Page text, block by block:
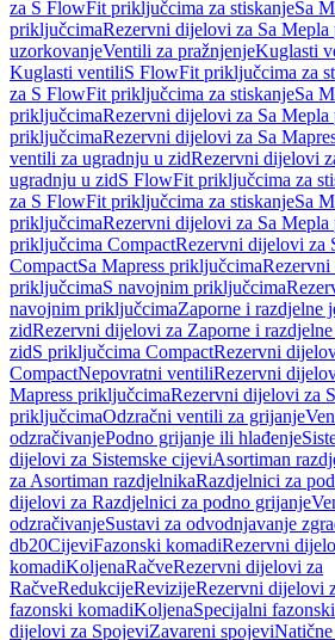
za S FlowFit priključcima za stiskanjeSa
priključcimaRezervni dijelovi za Sa
uzorkovanjeVentili za pražnjenjeKuglasti
Kuglasti ventiliS FlowFit priključcima za
za S FlowFit priključcima za stiskanjeSa
priključcimaRezervni dijelovi za Sa
priključcimaRezervni dijelovi za Sa
ventili za ugradnju u zidRezervni dijelovi
ugradnju u zidS FlowFit priključcima za
za S FlowFit priključcima za stiskanjeSa
priključcimaRezervni dijelovi za Sa
priključcima CompactRezervni dijelovi za
CompactSa Mapress priključcimaRezervni
priključcimaS navojnim priključcima
navojnim priključcimaZaporne i razdjelne
zidRezervni dijelovi za Zaporne i
zidS priključcima CompactRezervni
CompactNepovratni ventiliRezervni
Mapress priključcimaRezervni dijelovi za
priključcimaOdzračni ventili za grijanje
odzračivanjePodno grijanje ili hlađenje
dijelovi za Sistemske cijeviAsortiman
za Asortiman razdjelnikaRazdjelnici za
dijelovi za Razdjelnici za podno grijanje
odzračivanjeSustavi za odvodnjavanje
db20CijeviFazonski komadiRezervni
komadiKoljenaRačveRezervni dijelovi za
RačveRedukcijeRevizijeRezervni dijelovi
fazonski komadiKoljenaSpecijalni
dijelovi za SpojeviZavareni spojevi